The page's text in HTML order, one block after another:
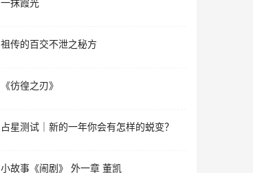
一抹霞光
祖传的百交不泄之秘方
《彷徨之刃》
占星测试｜新的一年你会有怎样的蜕变？
小故事《闹剧》 外一章 董凯